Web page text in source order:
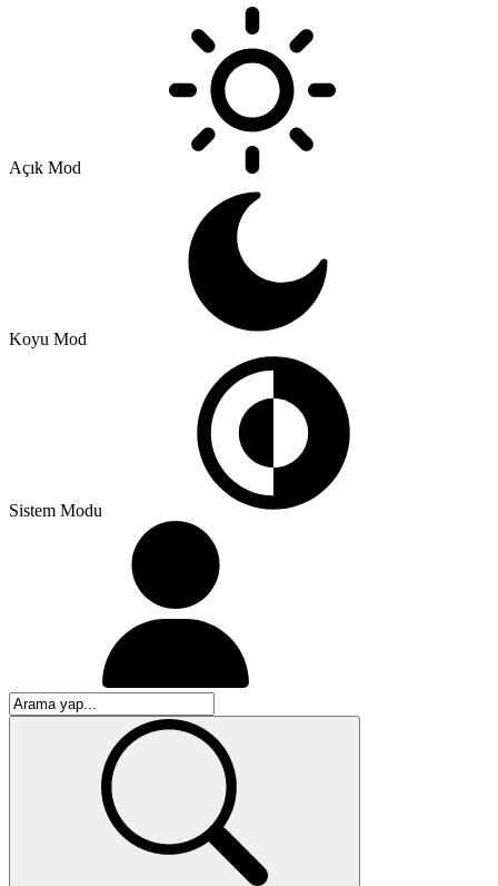
Açık Mod
Koyu Mod
Sistem Modu